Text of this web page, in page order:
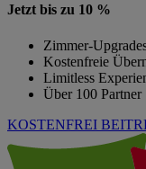
Jetzt bis zu 10 %
Zimmer-
Kostenfreie
Limitless
Über 100 Partner
KOSTENFREI